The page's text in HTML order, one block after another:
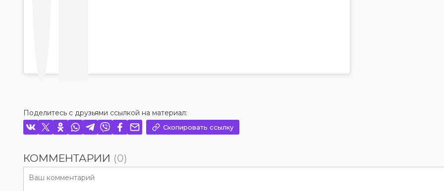
Поделитесь с друзьями ссылкой на материал:
Скопировать ссылку
КОММЕНТАРИИ (0)